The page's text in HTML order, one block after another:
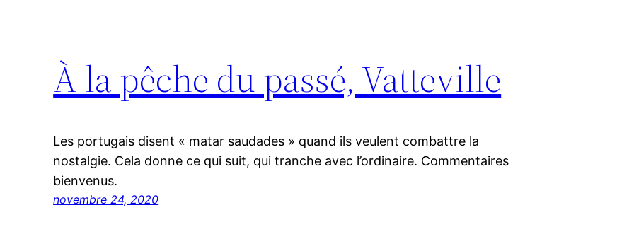
À la pêche du passé, Vatteville
Les portugais disent « matar saudades » quand ils veulent combattre la
nostalgie. Cela donne ce qui suit, qui tranche avec l’ordinaire. Commentaires
bienvenus.
novembre 24, 2020